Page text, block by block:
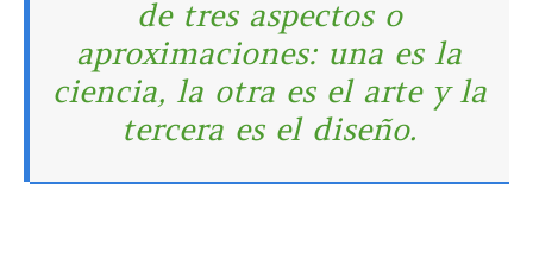
de tres aspectos o
aproximaciones: una es la
ciencia, la otra es el arte y la
tercera es el diseño.